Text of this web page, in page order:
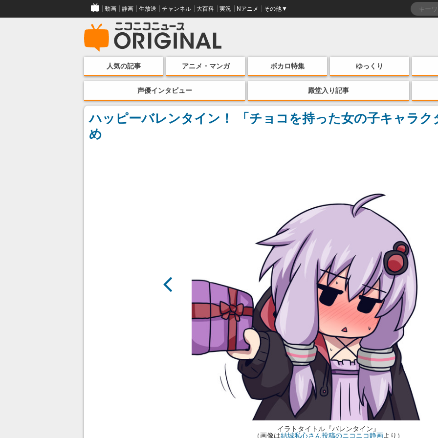
動画 静画 生放送 チャンネル 大百科 実況 Nアニメ その他▼
人気の記事 アニメ・マンガ ボカロ特集 ゆっくり
声優インタビュー 殿堂入り記事
ハッピーバレンタイン！ 「チョコを持った女の子キャラク
め
イラトタイトル『バレンタイン』
（画像は結城私心さん投稿のニコニコ静画より）